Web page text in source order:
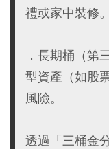
禮或家中裝修。
．長期桶（第
型資產（如股
風險。
透過「三桶金